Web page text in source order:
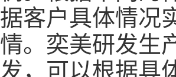
据客户具体情况
情。奕美研发生
发，可以根据具